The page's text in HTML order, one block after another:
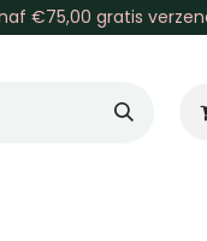
€75,00 gratis